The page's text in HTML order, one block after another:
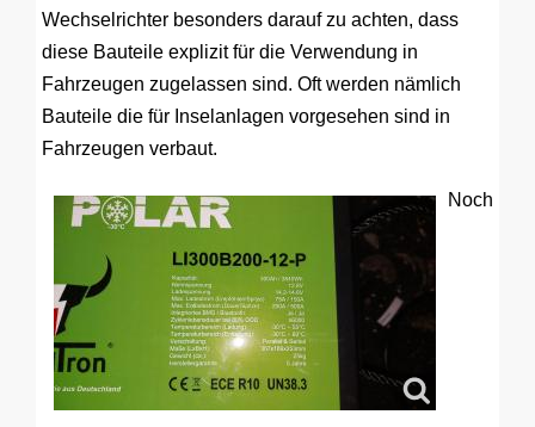
Wechselrichter besonders darauf zu achten, dass
diese Bauteile explizit für die Verwendung in
Fahrzeugen zugelassen sind. Oft werden nämlich
Bauteile die für Inselanlagen vorgesehen sind in
Fahrzeugen verbaut.
Noch